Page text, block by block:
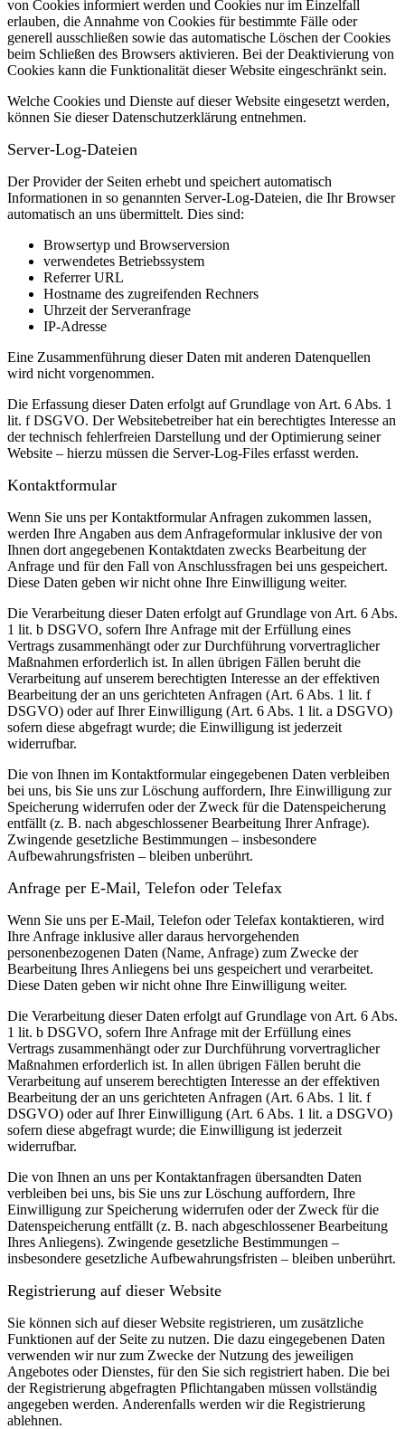
von Cookies informiert werden und Cookies nur im Einzelfall
erlauben, die Annahme von Cookies für bestimmte Fälle oder
generell ausschließen sowie das automatische Löschen der Cookies
beim Schließen des Browsers aktivieren. Bei der Deaktivierung von
Cookies kann die Funktionalität dieser Website eingeschränkt sein.
Welche Cookies und Dienste auf dieser Website eingesetzt werden,
können Sie dieser Datenschutzerklärung entnehmen.
Server-Log-Dateien
Der Provider der Seiten erhebt und speichert automatisch
Informationen in so genannten Server-Log-Dateien, die Ihr Browser
automatisch an uns übermittelt. Dies sind:
Browsertyp und Browserversion
verwendetes Betriebssystem
Referrer URL
Hostname des zugreifenden Rechners
Uhrzeit der Serveranfrage
IP-Adresse
Eine Zusammenführung dieser Daten mit anderen Datenquellen
wird nicht vorgenommen.
Die Erfassung dieser Daten erfolgt auf Grundlage von Art. 6 Abs. 1
lit. f DSGVO. Der Websitebetreiber hat ein berechtigtes Interesse an
der technisch fehlerfreien Darstellung und der Optimierung seiner
Website – hierzu müssen die Server-Log-Files erfasst werden.
Kontaktformular
Wenn Sie uns per Kontaktformular Anfragen zukommen lassen,
werden Ihre Angaben aus dem Anfrageformular inklusive der von
Ihnen dort angegebenen Kontaktdaten zwecks Bearbeitung der
Anfrage und für den Fall von Anschlussfragen bei uns gespeichert.
Diese Daten geben wir nicht ohne Ihre Einwilligung weiter.
Die Verarbeitung dieser Daten erfolgt auf Grundlage von Art. 6 Abs.
1 lit. b DSGVO, sofern Ihre Anfrage mit der Erfüllung eines
Vertrags zusammenhängt oder zur Durchführung vorvertraglicher
Maßnahmen erforderlich ist. In allen übrigen Fällen beruht die
Verarbeitung auf unserem berechtigten Interesse an der effektiven
Bearbeitung der an uns gerichteten Anfragen (Art. 6 Abs. 1 lit. f
DSGVO) oder auf Ihrer Einwilligung (Art. 6 Abs. 1 lit. a DSGVO)
sofern diese abgefragt wurde; die Einwilligung ist jederzeit
widerrufbar.
Die von Ihnen im Kontaktformular eingegebenen Daten verbleiben
bei uns, bis Sie uns zur Löschung auffordern, Ihre Einwilligung zur
Speicherung widerrufen oder der Zweck für die Datenspeicherung
entfällt (z. B. nach abgeschlossener Bearbeitung Ihrer Anfrage).
Zwingende gesetzliche Bestimmungen – insbesondere
Aufbewahrungsfristen – bleiben unberührt.
Anfrage per E-Mail, Telefon oder Telefax
Wenn Sie uns per E-Mail, Telefon oder Telefax kontaktieren, wird
Ihre Anfrage inklusive aller daraus hervorgehenden
personenbezogenen Daten (Name, Anfrage) zum Zwecke der
Bearbeitung Ihres Anliegens bei uns gespeichert und verarbeitet.
Diese Daten geben wir nicht ohne Ihre Einwilligung weiter.
Die Verarbeitung dieser Daten erfolgt auf Grundlage von Art. 6 Abs.
1 lit. b DSGVO, sofern Ihre Anfrage mit der Erfüllung eines
Vertrags zusammenhängt oder zur Durchführung vorvertraglicher
Maßnahmen erforderlich ist. In allen übrigen Fällen beruht die
Verarbeitung auf unserem berechtigten Interesse an der effektiven
Bearbeitung der an uns gerichteten Anfragen (Art. 6 Abs. 1 lit. f
DSGVO) oder auf Ihrer Einwilligung (Art. 6 Abs. 1 lit. a DSGVO)
sofern diese abgefragt wurde; die Einwilligung ist jederzeit
widerrufbar.
Die von Ihnen an uns per Kontaktanfragen übersandten Daten
verbleiben bei uns, bis Sie uns zur Löschung auffordern, Ihre
Einwilligung zur Speicherung widerrufen oder der Zweck für die
Datenspeicherung entfällt (z. B. nach abgeschlossener Bearbeitung
Ihres Anliegens). Zwingende gesetzliche Bestimmungen –
insbesondere gesetzliche Aufbewahrungsfristen – bleiben unberührt.
Registrierung auf dieser Website
Sie können sich auf dieser Website registrieren, um zusätzliche
Funktionen auf der Seite zu nutzen. Die dazu eingegebenen Daten
verwenden wir nur zum Zwecke der Nutzung des jeweiligen
Angebotes oder Dienstes, für den Sie sich registriert haben. Die bei
der Registrierung abgefragten Pflichtangaben müssen vollständig
angegeben werden. Anderenfalls werden wir die Registrierung
ablehnen.